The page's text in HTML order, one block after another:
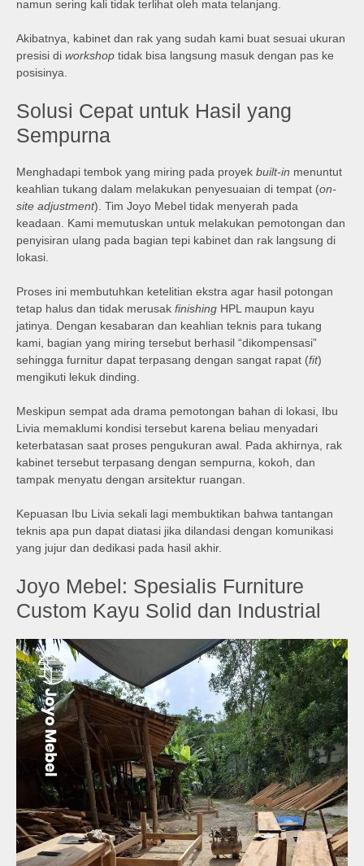
namun sering kali tidak terlihat oleh mata telanjang.
Akibatnya, kabinet dan rak yang sudah kami buat sesuai ukuran
presisi di workshop tidak bisa langsung masuk dengan pas ke
posisinya.
Solusi Cepat untuk Hasil yang
Sempurna
Menghadapi tembok yang miring pada proyek built-in menuntut
keahlian tukang dalam melakukan penyesuaian di tempat (on-
site adjustment). Tim Joyo Mebel tidak menyerah pada
keadaan. Kami memutuskan untuk melakukan pemotongan dan
penyisiran ulang pada bagian tepi kabinet dan rak langsung di
lokasi.
Proses ini membutuhkan ketelitian ekstra agar hasil potongan
tetap halus dan tidak merusak finishing HPL maupun kayu
jatinya. Dengan kesabaran dan keahlian teknis para tukang
kami, bagian yang miring tersebut berhasil “dikompensasi”
sehingga furnitur dapat terpasang dengan sangat rapat (fit)
mengikuti lekuk dinding.
Meskipun sempat ada drama pemotongan bahan di lokasi, Ibu
Livia memaklumi kondisi tersebut karena beliau menyadari
keterbatasan saat proses pengukuran awal. Pada akhirnya, rak
kabinet tersebut terpasang dengan sempurna, kokoh, dan
tampak menyatu dengan arsitektur ruangan.
Kepuasan Ibu Livia sekali lagi membuktikan bahwa tantangan
teknis apa pun dapat diatasi jika dilandasi dengan komunikasi
yang jujur dan dedikasi pada hasil akhir.
Joyo Mebel: Spesialis Furniture
Custom Kayu Solid dan Industrial